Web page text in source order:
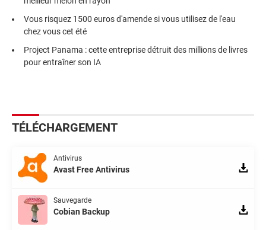
Vous risquez 1500 euros d'amende si vous utilisez de l'eau
chez vous cet été
Project Panama : cette entreprise détruit des millions de livres
pour entraîner son IA
TÉLÉCHARGEMENT
Antivirus
Avast Free Antivirus
Sauvegarde
Cobian Backup